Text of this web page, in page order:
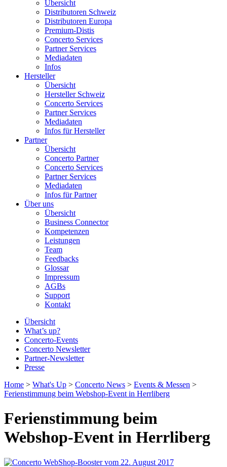
Übersicht
Distributoren Schweiz
Distributoren Europa
Premium-Distis
Concerto Services
Partner Services
Mediadaten
Infos
Hersteller
Übersicht
Hersteller Schweiz
Concerto Services
Partner Services
Mediadaten
Infos für Hersteller
Partner
Übersicht
Concerto Partner
Concerto Services
Partner Services
Mediadaten
Infos für Partner
Über uns
Übersicht
Business Connector
Kompetenzen
Leistungen
Team
Feedbacks
Glossar
Impressum
AGBs
Support
Kontakt
Übersicht
What’s up?
Concerto-Events
Concerto Newsletter
Partner-Newsletter
Presse
Home > What's Up > Concerto News > Events & Messen >
Ferienstimmung beim Webshop-Event in Herrliberg
Ferienstimmung beim
Webshop-Event in Herrliberg